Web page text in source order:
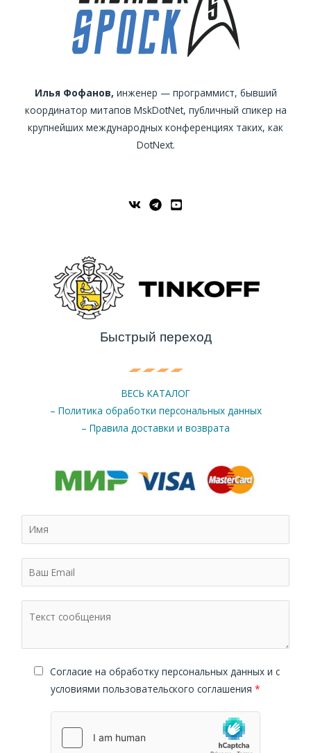
Илья Фофанов, инженер — программист, бывший
координатор митапов MskDotNet, публичный спикер на
крупнейших международных конференциях таких, как
DotNext.
Быстрый переход
ВЕСЬ КАТАЛОГ
– Политика обработки персональных данных
– Правила доставки и возврата
Cогласие на обработку персональных данных и с
условиями пользовательского соглашения *